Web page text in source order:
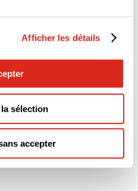
Afficher les détails
sélection
accepter
nous tient à cœur